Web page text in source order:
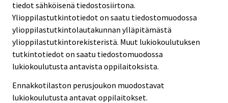
tiedot sähköisenä tiedostosiirtona.
Ylioppilastutkintotiedot on saatu tiedostomuodossa
ylioppilastutkintolautakunnan ylläpitämästä
ylioppilastutkintorekisteristä. Muut lukiokoulutuksen
tutkintotiedot on saatu tiedostomuodossa
lukiokoulutusta antavista oppilaitoksista.
Ennakkotilaston perusjoukon muodostavat
lukiokoulutusta antavat oppilaitokset.